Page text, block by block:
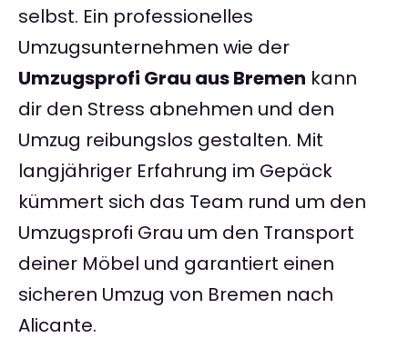
selbst. Ein professionelles
Umzugsunternehmen wie der
Umzugsprofi Grau aus Bremen kann
dir den Stress abnehmen und den
Umzug reibungslos gestalten. Mit
langjähriger Erfahrung im Gepäck
kümmert sich das Team rund um den
Umzugsprofi Grau um den Transport
deiner Möbel und garantiert einen
sicheren Umzug von Bremen nach
Alicante.